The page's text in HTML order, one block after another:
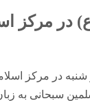
مرکز
در مرکز
حجت الاسلام و